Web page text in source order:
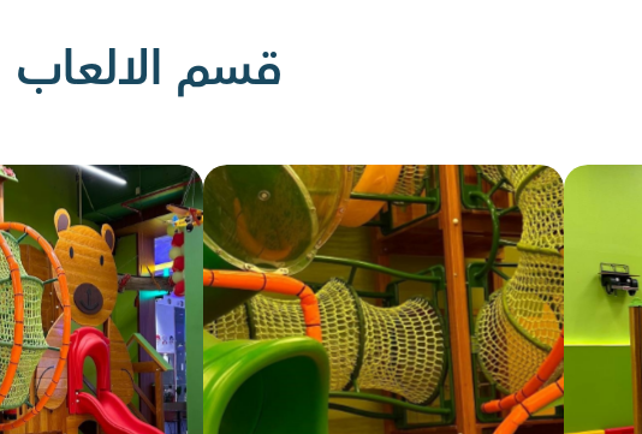
قسم الالعاب